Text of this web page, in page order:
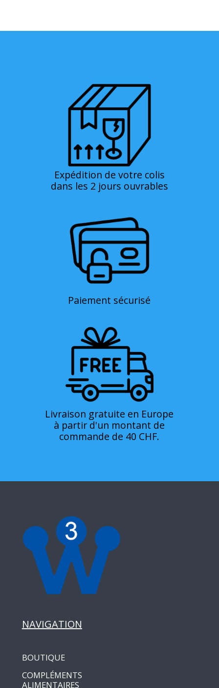
Expédition de votre colis
dans les 2 jours ouvrables
Paiement sécurisé
Livraison gratuite en Europe
à partir d'un montant de
commande de 40 CHF.
NAVIGATION
BOUTIQUE
COMPLÉMENTS
ALIMENTAIRES